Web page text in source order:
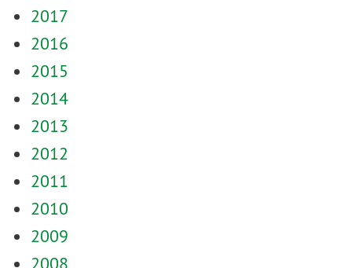
2017
2016
2015
2014
2013
2012
2011
2010
2009
2008